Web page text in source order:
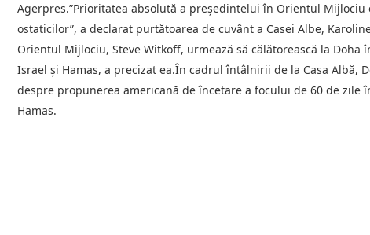
Agerpres.”Prioritatea absolută a preşedintelui în Orientul
ostaticilor”, a declarat purtătoarea de cuvânt a Casei Albe,
Orientul Mijlociu, Steve Witkoff, urmează să călătorească la
Israel şi Hamas, a precizat ea.În cadrul întâlnirii de la Casa Albă,
despre propunerea americană de încetare a focului de 60 de zile
Hamas.